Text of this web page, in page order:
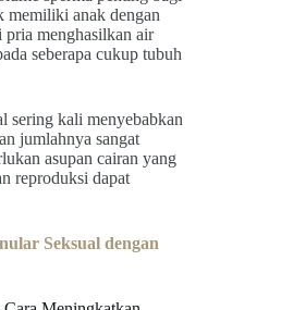
memiliki anak dengan
pria menghasilkan air
seberapa cukup tubuh
sering kali menyebabkan
jumlahnya sangat
asupan cairan yang
reproduksi dapat
Seksual dengan